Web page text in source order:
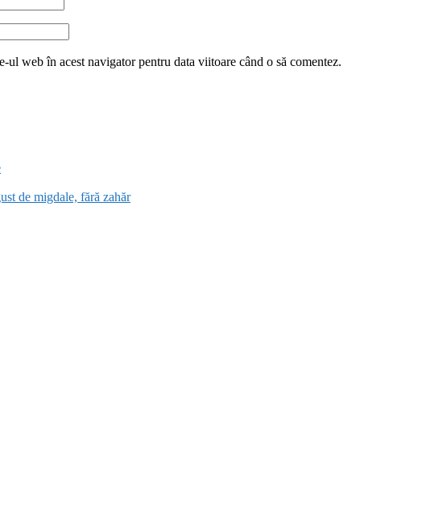
ul web în acest navigator pentru data viitoare când o să comentez.
de migdale, fără zahăr